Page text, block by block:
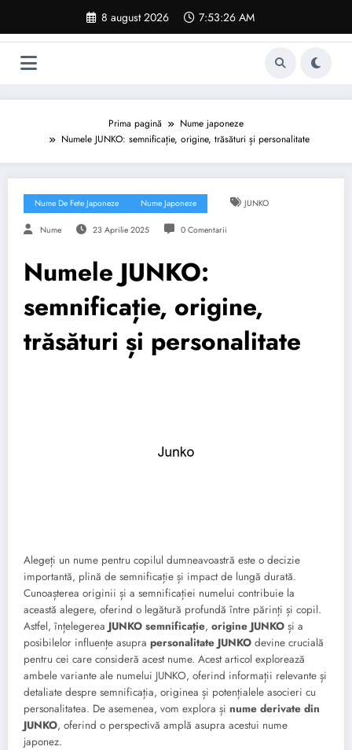
conținut
8 august 2026 7:53:27 AM
Prima pagină
Nume japoneze
Numele JUNKO: semnificație, origine, trăsături și personalitate
Nume De Fete Japoneze Nume Japoneze JUNKO
Nume 23 Aprilie 2025 0 Comentarii
Numele JUNKO:
semnificație, origine,
trăsături și personalitate
Alegeți un nume pentru copilul dumneavoastră este o decizie
importantă, plină de semnificație și impact de lungă durată.
Cunoașterea originii și a semnificației numelui contribuie la
această alegere, oferind o legătură profundă între părinți și copil.
Astfel, înțelegerea JUNKO semnificație, origine JUNKO și a
posibilelor influențe asupra personalitate JUNKO devine crucială
pentru cei care consideră acest nume. Acest articol explorează
ambele variante ale numelui JUNKO, oferind informații relevante și
detaliate despre semnificația, originea și potențialele asocieri cu
personalitatea. De asemenea, vom explora și nume derivate din
JUNKO, oferind o perspectivă amplă asupra acestui nume
japonez.